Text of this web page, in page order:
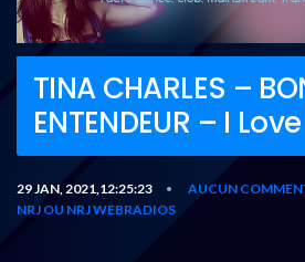
TINA CHARLES –
ENTENDEUR – I
29 JAN, 2021,12:25:23 • AUCUN
NRJ OU NRJ WEBRADIOS